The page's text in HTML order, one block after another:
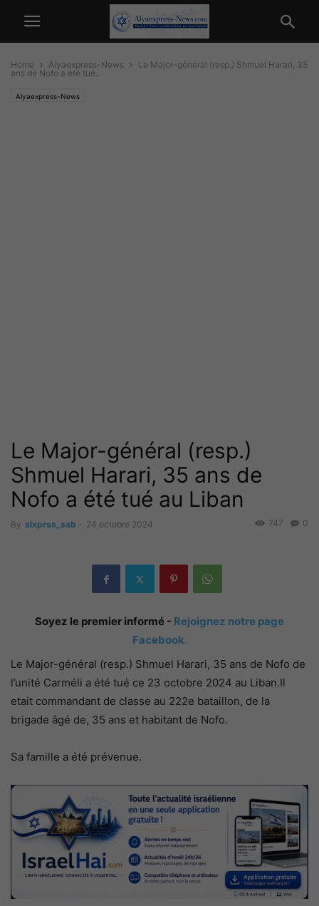
Home Alyaexpress-News
Le Major-général (resp.) Shmuel Harari, 35
ans de Nofo a été tué...
Alyaexpress-News
Le Major-général (resp.)
Shmuel Harari, 35 ans de
Nofo a été tué au Liban
By alxprss_sab - 24 octobre 2024 0
747
Soyez le premier informé - Rejoignez notre page
Facebook.
Le Major-général (resp.) Shmuel Harari, 35 ans de Nofo de
l’unité Carméli a été tué ce 23 octobre 2024 au Liban.Il
etait commandant de classe au 222e bataillon, de la
brigade âgé de, 35 ans et habitant de Nofo.
Sa famille a été prévenue.